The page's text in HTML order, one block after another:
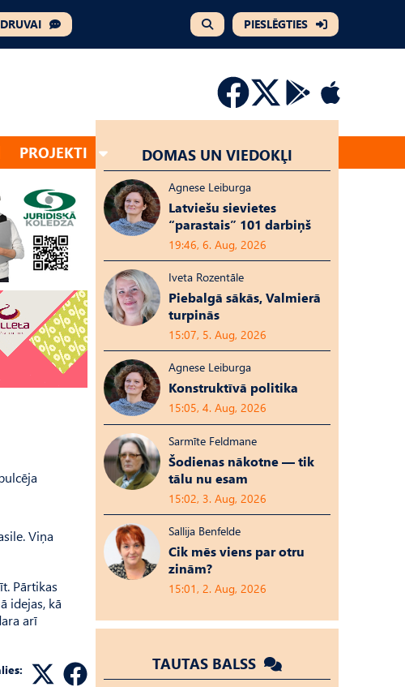
PIESLĒGTIES
PROJEKTI
Viņa
Pārtikas
idejas, kā
arī
DOMAS UN VIEDOKĻI
Agnese Leiburga
Latviešu sievietes
“parastais” 101 darbiņš
19:46, 6. Aug, 2026
Iveta Rozentāle
Piebalgā sākās, Valmierā
turpinās
15:07, 5. Aug, 2026
Agnese Leiburga
Konstruktīvā politika
15:05, 4. Aug, 2026
Sarmīte Feldmane
Šodienas nākotne — tik
tālu nu esam
15:02, 3. Aug, 2026
Sallija Benfelde
Cik mēs viens par otru
zinām?
15:01, 2. Aug, 2026
TAUTAS BALSS